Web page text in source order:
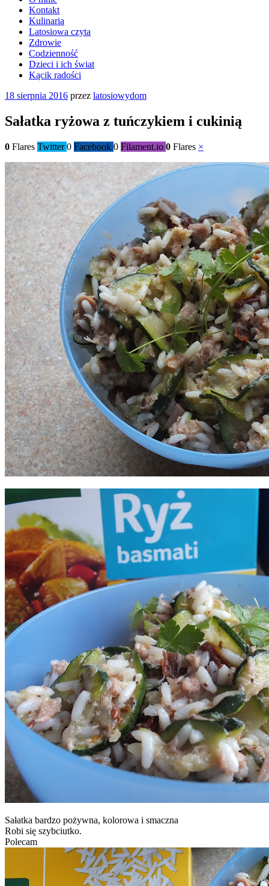
Kontakt
Kulinaria
Latosiowa czyta
Zdrowie
Codzienność
Dzieci i ich świat
Kącik radości
Opublikowane
18 sierpnia 2016 przez latosiowydom
Sałatka ryżowa z tuńczykiem i cukinią
0 Flares Twitter 0 Facebook 0 Filament.io 0 Flares ×
Sałatka bardzo pożywna, kolorowa i smaczna
Robi się szybciutko.
Polecam